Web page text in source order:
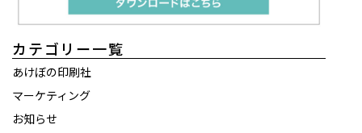
カテゴリー一覧
あけぼの印刷社
マーケティング
お知らせ